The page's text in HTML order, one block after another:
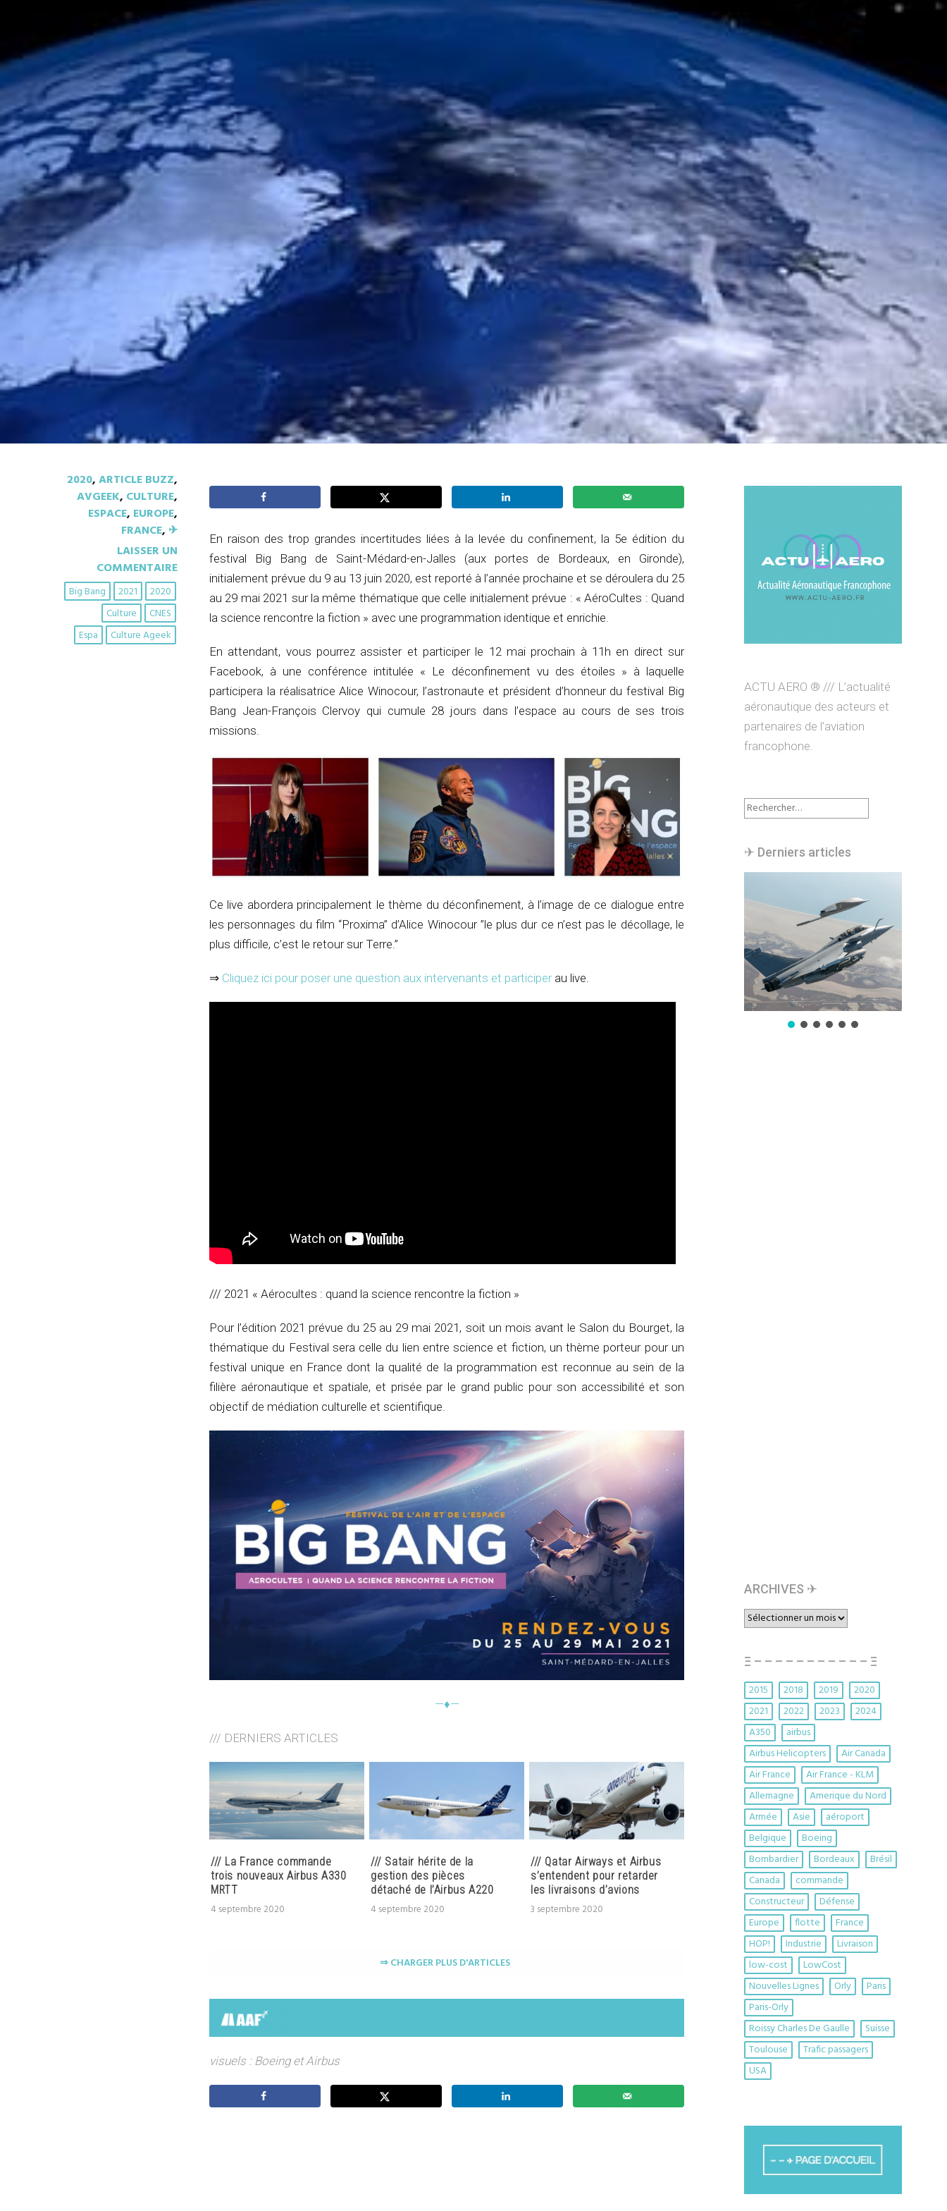
/// [Conférence Live] « Le déconfinement vu des étoiles » avec
Jean-François Clervoy
7 mai 2020
Lire la Suite
2020,ARTICLE BUZZ,
AVGEEK, CULTURE,
ESPACE, EUROPE,
FRANCE, ✈︎
LAISSER UN
COMMENTAIRE
2020
2021
Big Bang
CNES
Culture
Culture Ageek
Espa
En raison des trop grandes incertitudes liées à la levée du confinement, la 5e édition du
festival Big Bang de Saint-Médard-en-Jalles (aux portes de Bordeaux, en Gironde),
initialement prévue du 9 au 13 juin 2020, est reporté à l’année prochaine et se déroulera du 25
au 29 mai 2021 sur la même thématique que celle initialement prévue : « AéroCultes : Quand
la science rencontre la fiction » avec une programmation identique et enrichie.
En attendant, vous pourrez assister et participer le 12 mai prochain à 11h en direct sur
Facebook, à une conférence intitulée « Le déconfinement vu des étoiles » à laquelle
participera la réalisatrice Alice Winocour, l’astronaute et président d’honneur du festival Big
Bang Jean-François Clervoy qui cumule 28 jours dans l’espace au cours de ses trois
missions.
Ce live abordera principalement le thème du déconfinement, à l’image de ce dialogue entre
les personnages du film “Proxima” d’Alice Winocour ”le plus dur ce n’est pas le décollage, le
plus difficile, c’est le retour sur Terre.”
⇒ Cliquez ici pour poser une question aux intervenants et participerau live.
/// 2021 « Aérocultes : quand la science rencontre la fiction »
Pour l’édition 2021 prévue du 25 au 29 mai 2021, soit un mois avant le Salon du Bourget, la
thématique du Festival sera celle du lien entre science et fiction, un thème porteur pour un
festival unique en France dont la qualité de la programmation est reconnue au sein de la
filière aéronautique et spatiale, et prisée par le grand public pour son accessibilité et son
objectif de médiation culturelle et scientifique.
—♦—
/// DERNIERS ARTICLES
/// La France commande
trois nouveaux Airbus A330
MRTT
4 septembre 2020
/// Satair hérite de la
gestion des pièces
détaché de l’Airbus A220
4 septembre 2020
/// Qatar Airways et Airbus
s’entendent pour retarder
les livraisons d’avions
3 septembre 2020
⇒ CHARGER PLUS D'ARTICLES
visuels : Boeing et Airbus
ACTU AERO ® /// L’actualité
aéronautique des acteurs et
partenaires de l’aviation
francophone.
Rechercher :
✈︎ Derniers articles
ARCHIVES ✈︎
ARCHIVES
✈︎
Ξ – – – – – – – – – – – Ξ
2015 2018 2019
2020
2021
2022 2023
2024
A350
airbus
Airbus Helicopters
Air Canada
Air France
Air France - KLM
Allemagne
Amerique du Nord
Armée
Asie
aéroport
Belgique
Boeing
Bombardier
Bordeaux
Brésil
Canada
commande
Constructeur
Défense
Europe
flotte
France
HOP!
Industrie
Livraison
low-cost
LowCost
Nouvelles Lignes
Orly
Paris
Paris-Orly
Roissy Charles De Gaulle
Suisse
Toulouse
Trafic passagers
USA